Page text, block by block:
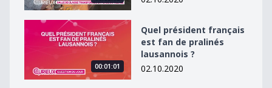
Quel président français est fan de pralinés lausannois
00:01:01
Quel président français
est fan de pralinés
lausannois ?
02.10.2020